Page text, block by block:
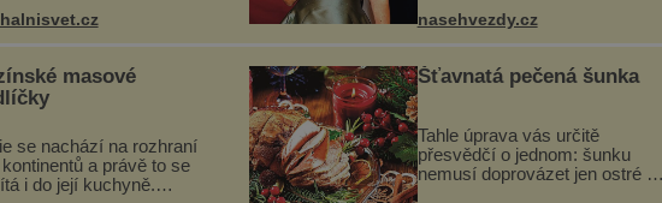
Elegantní gadget si
dva roky vývoje a
se ručně šitou hovězí
kovový...
Ačkoli časy její anorexie jsou už
dávno pryč a opět se pyšnila
ženskými křivkami, najednou
s...
nasehvezdy.cz
masové
se nachází na rozhraní
a právě to se
i do její kuchyně.
Šťavnatá pečená šunka
Tahle úprava vás určitě
přesvědčí o jednom: šunku
nemusí doprovázet jen ostré a
slané chutě. Navíc s ní